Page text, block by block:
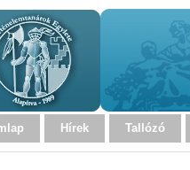
Hírek Tallózó